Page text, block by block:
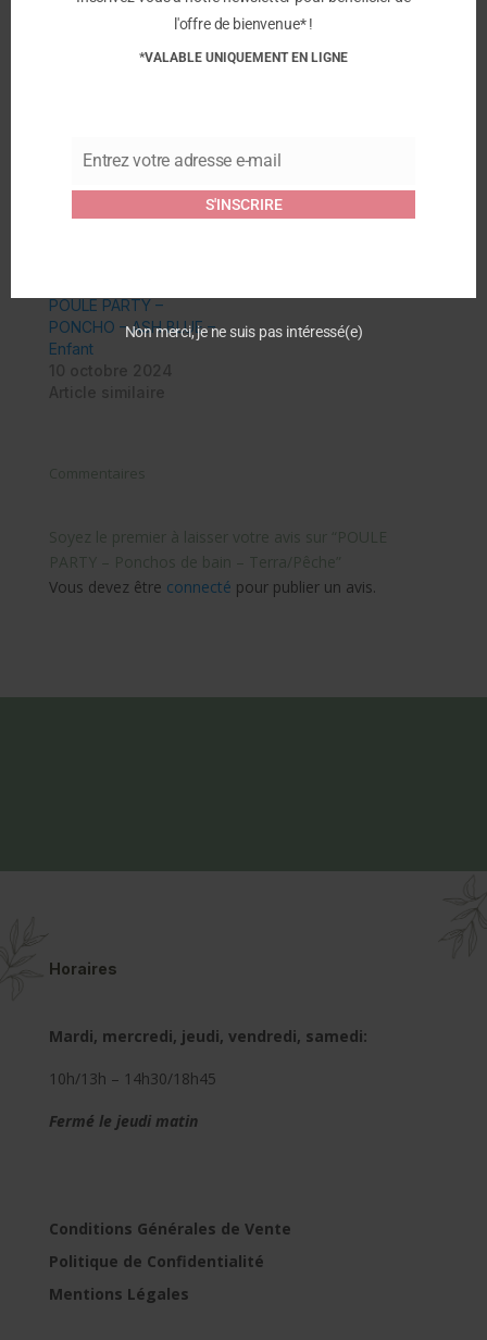
POULE PARTY –
Ponchos de bain –
POULE PARTY – Poncho
Zebra – Enfant
10 octobre 2024
POULE PARTY –
PONCHO – ASH BLUE –
Enfant
Commentaires
Soyez le premier à laisser votre avis sur “POULE
PARTY – Ponchos de bain – Terra/Pêche”
Vous devez être connecté pour publier un avis.
Horaires
Mardi, mercredi, jeudi, vendredi, samedi:
10h/13h – 14h30/18h45
Fermé le jeudi matin
Conditions Générales de Vente
Politique de Confidentialité
Mentions Légales
l'offre de bienvenue* !
*VALABLE UNIQUEMENT EN LIGNE
Email
Entrez votre adresse e-mail
S'INSCRIRE
Non merci, je ne suis pas intéressé(e)